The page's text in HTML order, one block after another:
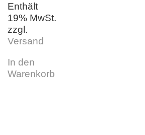
Enthält
19% MwSt.
zzgl.
Versand
In den
Warenkorb